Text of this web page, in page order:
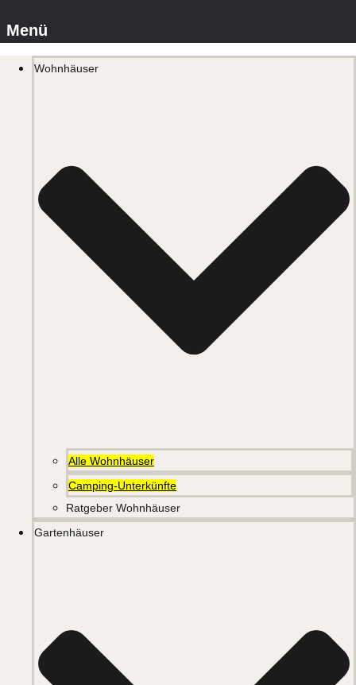
Wohnhäuser
Alle Wohnhäuser
Camping-Unterkünfte
Ratgeber Wohnhäuser
Gartenhäuser